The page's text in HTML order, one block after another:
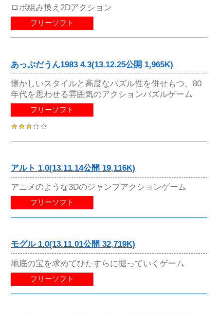
ロボ組み換え2Dアクション
フリーソフト
あっぷだうん1983 4.3(13.12.25公開 1,965K)
懐かしいスタイルと高度なパズル性を併せもつ、80
年代を思わせる雰囲気のアクションパズルゲーム
フリーソフト
アルト 1.0(13.11.14公開 19,116K)
アニメのような3Dのジャンプアクションゲーム
フリーソフト
モグル 1.0(13.11.01公開 32,719K)
地底の宝を求めてひたすらに掘っていくゲーム
フリーソフト